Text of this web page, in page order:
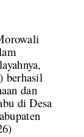
berhasil
dan
di Desa